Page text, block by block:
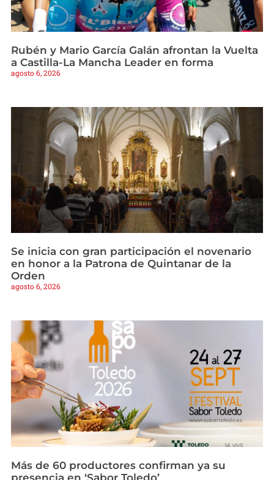
Rubén y Mario García Galán afrontan la Vuelta
a Castilla-La Mancha Leader en forma
agosto 6, 2026
Se inicia con gran participación el novenario
en honor a la Patrona de Quintanar de la
Orden
agosto 6, 2026
Más de 60 productores confirman ya su
presencia en ‘Sabor Toledo’